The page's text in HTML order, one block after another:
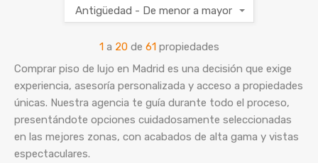
1 a 20 de 61 propiedades
Antigüedad - De menor a mayor
Comprar piso de lujo en Madrid es una decisión que exige
experiencia, asesoría personalizada y acceso a propiedades
únicas. Nuestra agencia te guía durante todo el proceso,
presentándote opciones cuidadosamente seleccionadas
en las mejores zonas, con acabados de alta gama y vistas
espectaculares.